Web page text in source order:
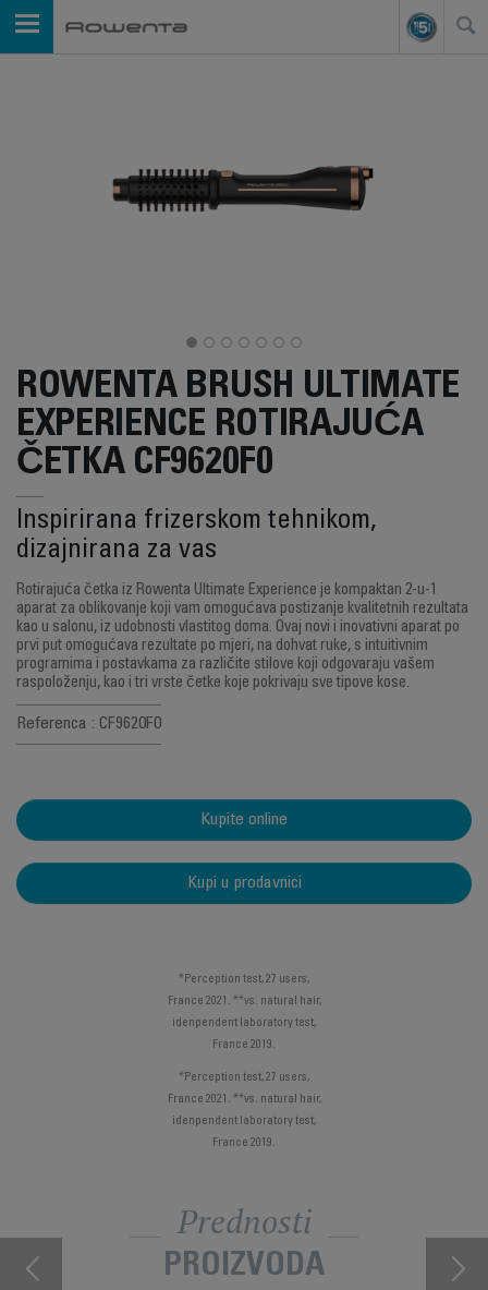
ROWENTA BRUSH ULTIMATE
EXPERIENCE ROTIRAJUĆA
ČETKA CF9620F0
Inspirirana frizerskom tehnikom,
dizajnirana za vas
Rotirajuća četka iz Rowenta Ultimate Experience je kompaktan 2-u-1
aparat za oblikovanje koji vam omogućava postizanje kvalitetnih rezultata
kao u salonu, iz udobnosti vlastitog doma. Ovaj novi i inovativni aparat po
prvi put omogućava rezultate po mjeri, na dohvat ruke, s intuitivnim
programima i postavkama za različite stilove koji odgovaraju vašem
raspoloženju, kao i tri vrste četke koje pokrivaju sve tipove kose.
Referenca : CF9620F0
Kupite online
Kupi u prodavnici
*Perception test, 27 users,
France 2021. **vs. natural hair,
idenpendent laboratory test,
France 2019.
*Perception test, 27 users,
France 2021. **vs. natural hair,
idenpendent laboratory test,
France 2019.
Prednosti
PROIZVODA